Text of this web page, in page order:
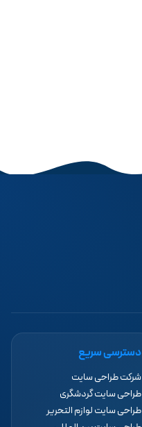
دسترسی سریع
شرکت طراحی سایت
طراحی سایت گردشگری
طراحی سایت لوازم التحریر